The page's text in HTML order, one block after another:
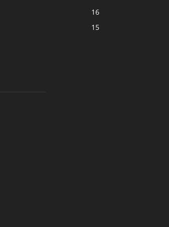
16
15